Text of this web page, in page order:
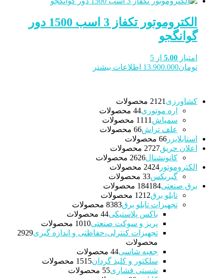
الکتروموتور تکفاز 3 اسب 1500 دور
گوانگجو
امتیاز 5.00 از 5
تومان13.900.000 اطلاعات بیشتر
کشاورزی 21 21 محصولات
اره موتوری 44 محصولات
سمپاش
11 11 محصولات
علف تراش 66 محصولات
استابلایزر
66 محصولات
اعلان حریق
2727 محصولات
کانونشنال
2626 محصولات
الکتروموتور
2424 محصولات
گیربکس 33 محصولات
برق صنعتی
184184 محصولات
تابلو برق
1212 محصولات
تجهیزات تابلو برق
8383 محصولات
باکس پلاستیکی 44 محصولات
پریز و سوکت صنعتی
1010 محصولات
تجهیزات کنترلی،حفاظتی و اندازه گیری
2929
محصولات
جعبه شاسی 44 محصولات
سلکتور و کلید گردان
1515 محصولات
شستی فشاری 55 محصولات